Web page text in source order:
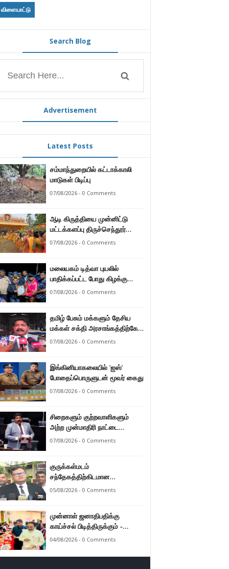
விளையாட்டு
Search Blog
Advertisement
Latest Posts
சம்மாந்துறையில் கட்டாக்காலி
மாடுகள் பிடிப்பு
07/08/2026 - 0 Comments
ஆடி கிருத்தியை முன்னிட்டு
மட்டக்களப்பு திருச்செந்தூர்
முருகன் ஆலயத்தில் இடம்பெற்ற
07/08/2026 - 0 Comments
மலையகம் டித்வா புயலில்
பாதிக்கப்பட்ட போது கிழக்கு
மாகாண மக்கள் நீட்டிய
நுவரெலியா மாநகர சபை பிரதி
முதல்வர் எஸ். யோகராஜா
07/08/2026 - 0 Comments
தமிழ் பேசும் மக்களும் தேசிய
மக்கள் சக்தி அரசாங்கத்திற்கே
ஆணையளித்துள்ளனர் –
07/08/2026 - 0 Comments
இங்கினியாகலையில் 'ஐஸ்'
போதைப்பொருளுடன் மூவர் கைது
07/08/2026 - 0 Comments
சிறைகளும் குற்றவாளிகளும்
அற்ற முன்மாதிரி நாட்டை
உருவாக்குவதே அரசாங்கத்தின்
07/08/2026 - 0 Comments
குருக்கள்மடம்
சந்தேகத்திற்கிடமான
மனிதப்புதைகுழி தொடர்பான
தவணையிடப்பட்டுள்ளது.
05/08/2026 - 0 Comments
முன்னாள் ஜனாதிபதிக்கு
காய்ச்சல் பிடித்திருக்கும் -
பாராளுமன்ற உறுப்பினர் ஸ்ரீநேசன்
04/08/2026 - 0 Comments